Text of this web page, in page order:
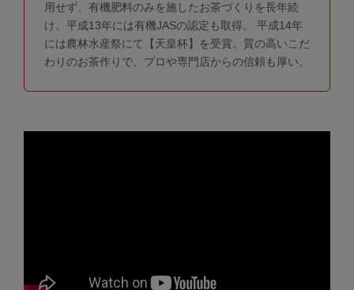
用せず、有機肥料のみを施したお茶づくりを長年続
け、平成13年には有機JASの認定も取得。 平成14年
には農林水産祭にて【天皇杯】を受賞。質の高いこだ
わりのお茶作りで、プロや専門店からの信頼も厚い。